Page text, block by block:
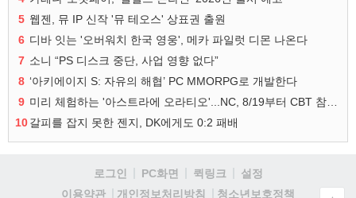
5 웹젠, 뮤 IP 신작 '뮤 테오스' 상표권 출원
6 디바 잇는 '오버워치 한국 영웅', 메카 파일럿 디몬 나온다
7 소니 “PS 디스크 중단, 사업 영향 없다”
8 ‘아키에이지 S: 자유의 해협’ PC MMORPG로 개발한다
9
10갈피를 잡지 못한 젠지, DK에게도 0:2 패배
로그인 PC화면 퀵링크
설정
이용약관
개인정보처리방침 청소년보호정책